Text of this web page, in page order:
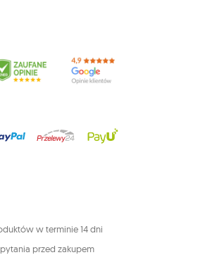
w terminie 14 dni
przed zakupem